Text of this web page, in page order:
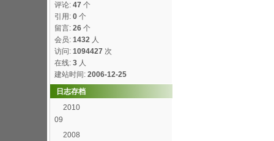
评论: 47 个
引用: 0 个
留言: 26 个
会员: 1432 人
访问: 1094427 次
在线: 3 人
建站时间: 2006-12-25
日志存档
2010
09
2008